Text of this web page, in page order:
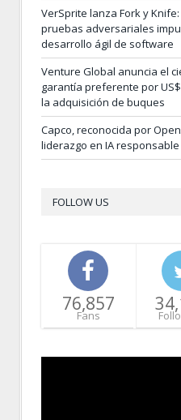
VerSprite lanza Fork y
pruebas adversariales
desarrollo ágil de software
Venture Global anuncia el
garantía preferente por
la adquisición de buques
Capco, reconocida por
liderazgo en IA responsable
FOLLOW US
76,857
Fans